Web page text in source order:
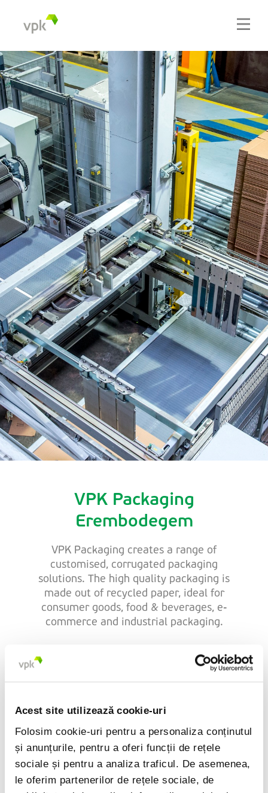
Acest site utilizează cookie-uri
Folosim cookie-uri pentru a personaliza conținutul
și anunțurile, pentru a oferi funcții de rețele
sociale și pentru a analiza traficul. De asemenea,
le oferim partenerilor de rețele sociale, de
VPK Packaging
Erembodegem
VPK Packaging creates a range of
customised, corrugated packaging
solutions. The high quality packaging is
made out of recycled paper, ideal for
consumer goods, food & beverages, e-
commerce and industrial packaging.
VPK Packaging Erembodegem
Zuid 3 Industrielaan 13
9320 Erembodegem (Aalst)
Belgium